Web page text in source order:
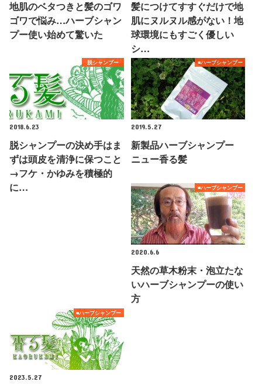
地肌のベタつきと髪のゴワ
ゴワで悩み…ハーブシャン
プー使い始めて驚いた
髪につけてすすぐだけで地
肌にヌルヌル感がない！地
球環境にもすごく優しい
シ…
脱シャンプー
2018.6.23
脱シャンプーの決め手はま
ずは頭皮を清浄に保つこと
→フケ・かゆみを積極的
に…
■ハーブシャンプー
2019.5.27
新製品ハーブシャンプー
ニュー香る髪
■ハーブシャンプー
2020.6.6
天然の草木粉末・泡立たな
いハーブシャンプーの使い
方
■ハーブシャンプー
2023.5.27